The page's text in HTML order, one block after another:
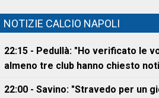
NOTIZIE CALCIO NAPOLI
22:15 - Pedullà: "Ho verificato le
almeno tre club hanno chiesto
22:00 - Savino: "Stravedo per un